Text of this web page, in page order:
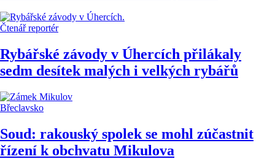
Čtenář reportér
Rybářské závody v Úhercích přilákaly
sedm desítek malých i velkých rybářů
Břeclavsko
Soud: rakouský spolek se mohl zúčastnit
řízení k obchvatu Mikulova